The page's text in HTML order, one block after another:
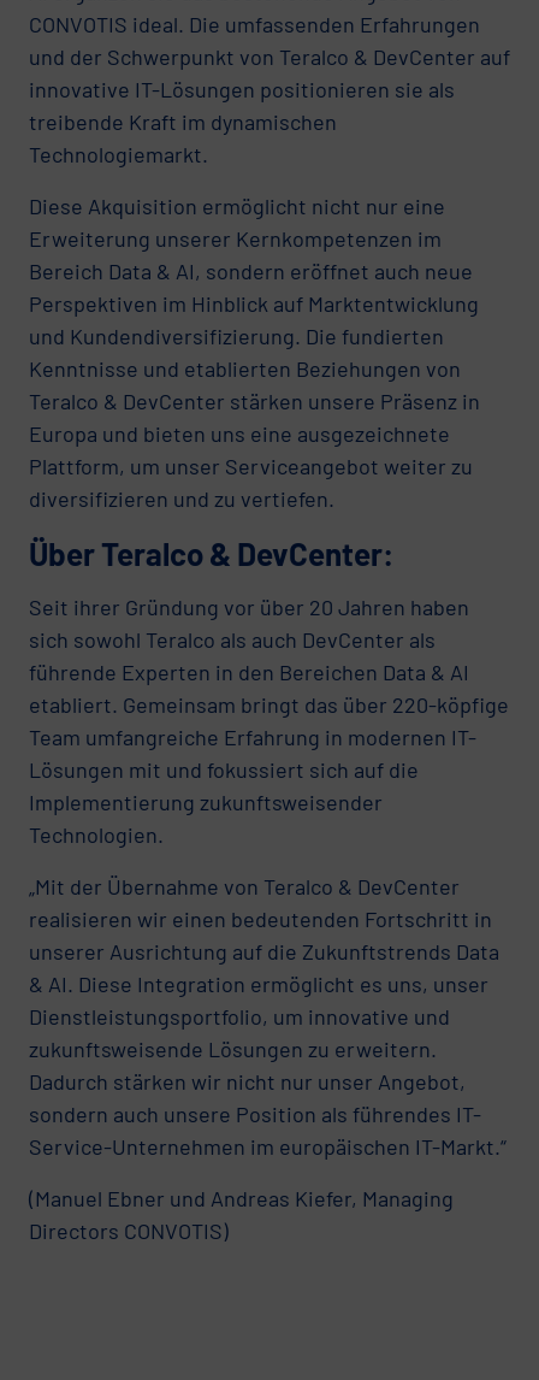
CONVOTIS ideal. Die umfassenden Erfahrungen
und der Schwerpunkt von Teralco & DevCenter auf
innovative IT-Lösungen positionieren sie als
treibende Kraft im dynamischen
Technologiemarkt.
Diese Akquisition ermöglicht nicht nur eine
Erweiterung unserer Kernkompetenzen im
Bereich Data & AI, sondern eröffnet auch neue
Perspektiven im Hinblick auf Marktentwicklung
und Kundendiversifizierung. Die fundierten
Kenntnisse und etablierten Beziehungen von
Teralco & DevCenter stärken unsere Präsenz in
Europa und bieten uns eine ausgezeichnete
Plattform, um unser Serviceangebot weiter zu
diversifizieren und zu vertiefen.
Über Teralco & DevCenter:
Seit ihrer Gründung vor über 20 Jahren haben
sich sowohl Teralco als auch DevCenter als
führende Experten in den Bereichen Data & AI
etabliert. Gemeinsam bringt das über 220-köpfige
Team umfangreiche Erfahrung in modernen IT-
Lösungen mit und fokussiert sich auf die
Implementierung zukunftsweisender
Technologien.
„Mit der Übernahme von Teralco & DevCenter
realisieren wir einen bedeutenden Fortschritt in
unserer Ausrichtung auf die Zukunftstrends Data
& AI. Diese Integration ermöglicht es uns, unser
Dienstleistungsportfolio, um innovative und
zukunftsweisende Lösungen zu erweitern.
Dadurch stärken wir nicht nur unser Angebot,
sondern auch unsere Position als führendes IT-
Service-Unternehmen im europäischen IT-Markt.“
(Manuel Ebner und Andreas Kiefer, Managing
Directors CONVOTIS)